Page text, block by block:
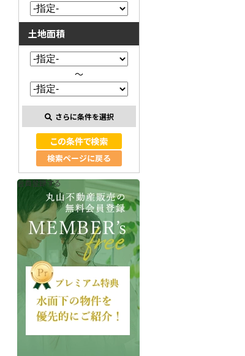
土地面積
～
さらに条件を選択
検索ページに戻る
会員登録する